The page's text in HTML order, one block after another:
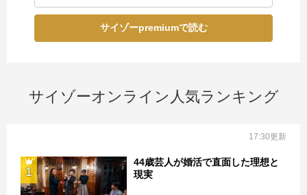
サイゾーpremiumで読む
サイゾーオンライン人気ランキング
17:30更新
1
44歳芸人が婚活で直面した理想と
現実